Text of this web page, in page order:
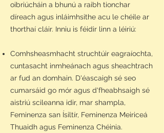
oibriúcháin a bhunú a raibh tionchar
díreach agus inláimhsithe acu le chéile ar
thorthaí cláir. Inniu is féidir linn a léiriú:
Comhsheasmhacht struchtúir eagraíochta,
cuntasacht inmheánach agus sheachtrach
ar fud an domhain. D'éascaigh sé seo
cumarsáid go mór agus d'fheabhsaigh sé
aistriú scileanna idir, mar shampla,
Feminenza san Ísiltír, Feminenza Meiriceá
Thuaidh agus Feminenza Chéinia.